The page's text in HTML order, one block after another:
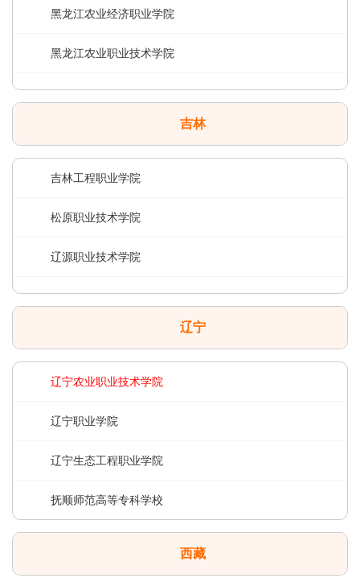
黑龙江农业经济职业学院
黑龙江农业职业技术学院
吉林
吉林工程职业学院
松原职业技术学院
辽源职业技术学院
辽宁
辽宁农业职业技术学院
辽宁职业学院
辽宁生态工程职业学院
抚顺师范高等专科学校
西藏